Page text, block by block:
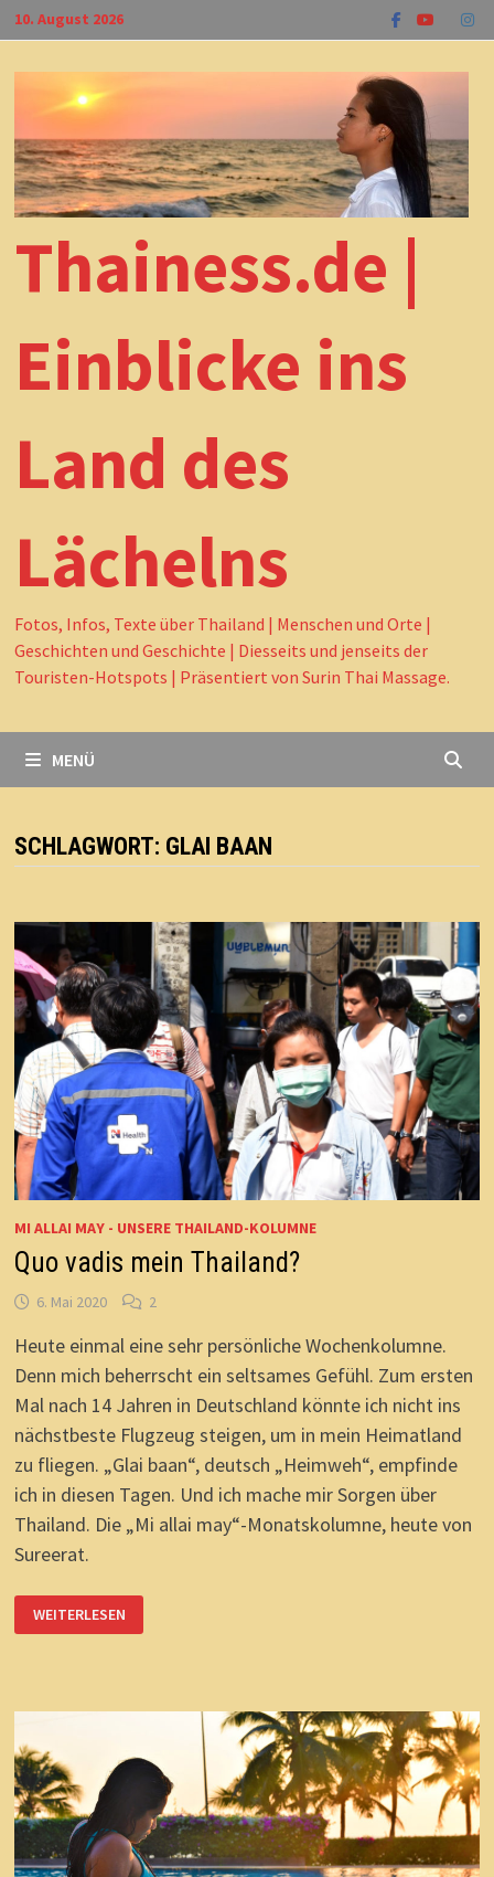
Zum
Inhalt
springen
10. August 2026
Thainess.de |
Einblicke ins
Land des
Lächelns
Fotos, Infos, Texte über Thailand | Menschen und Orte |
Geschichten und Geschichte | Diesseits und jenseits der
Touristen-Hotspots | Präsentiert von Surin Thai Massage.
MENÜ
SCHLAGWORT: GLAI BAAN
MI ALLAI MAY - UNSERE THAILAND-KOLUMNE
Quo vadis mein Thailand?
6. Mai 2020 2
Heute einmal eine sehr persönliche Wochenkolumne.
Denn mich beherrscht ein seltsames Gefühl. Zum ersten
Mal nach 14 Jahren in Deutschland könnte ich nicht ins
nächstbeste Flugzeug steigen, um in mein Heimatland
zu fliegen. „Glai baan“, deutsch „Heimweh“, empfinde
ich in diesen Tagen. Und ich mache mir Sorgen über
Thailand. Die „Mi allai may“-Monatskolumne, heute von
Sureerat.
QUO
VADIS
MEIN
WEITERLESEN